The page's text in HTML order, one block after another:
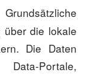
über die lokale
Die Daten
Portale,